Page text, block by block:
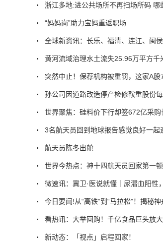
浙江多地:进公共场所不再扫场所码 哪
“妈妈岗”助力宝妈重返职场
全球新资讯：长乐、福清、连江、闽侯
黄河流域治理水土流失25.96万平方千
突然中止！保荐机构被重罚，这家A股
孙公司因道路改造停产检修鞍重股份
世界聚焦：硅料价下行却签672亿采购
3名航天员回到地球报告感觉良好一起
航天员陈冬出舱
世界今热点：神十四航天员回家第一顿
微速讯：冀卫·医说就懂｜尿潜血阳性
今日要闻!从“高铁”到“马拉松”！揭秘
看热讯：大举回购！千亿食品巨头放
新动态：「视点」启程回家！